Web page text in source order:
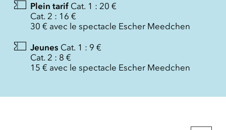
Plein tarif Cat. 1 : 20 €
Cat. 2 : 16 €
30 € avec le spectacle Escher Meedchen
Jeunes Cat. 1 : 9 €
Cat. 2 : 8 €
15 € avec le spectacle Escher Meedchen